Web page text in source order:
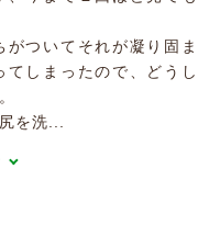
ついてそれが凝り固ま
てしまったので、どうし
を洗...